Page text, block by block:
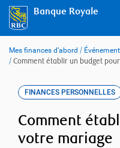
content
Banque Royale
Mes finances d’abord /
/ Comment établir un budget
FINANCES PERSONNELLES
Comment
votre mariage